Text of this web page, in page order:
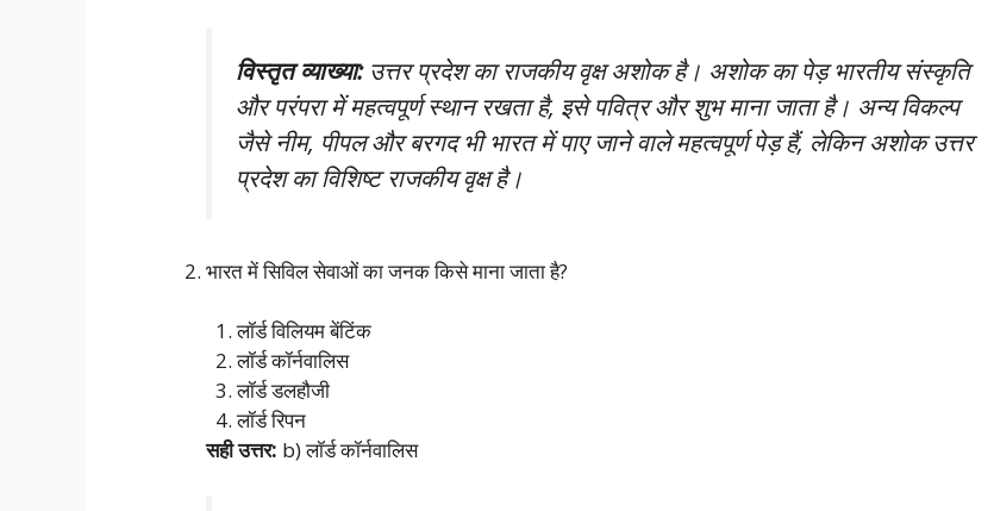
विस्तृत व्याख्या:उत्तर प्रदेश का राजकीय वृक्ष अशोक है। अशोक का पेड़ भारतीय संस्कृति
और परंपरा में महत्वपूर्ण स्थान रखता है, इसे पवित्र और शुभ माना जाता है। अन्य विकल्प
जैसे नीम, पीपल और बरगद भी भारत में पाए जाने वाले महत्वपूर्ण पेड़ हैं, लेकिन अशोक उत्तर
प्रदेश का विशिष्ट राजकीय वृक्ष है।
भारत में सिविल सेवाओं का जनक किसे माना जाता है?
लॉर्ड विलियम बेंटिंक
लॉर्ड कॉर्नवालिस
लॉर्ड डलहौजी
लॉर्ड रिपन
सही उत्तर: b) लॉर्ड कॉर्नवालिस